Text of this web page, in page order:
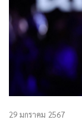
29 มกราคม 2567